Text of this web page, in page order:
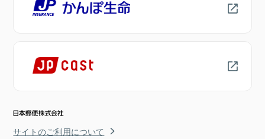
サイトのご利用について